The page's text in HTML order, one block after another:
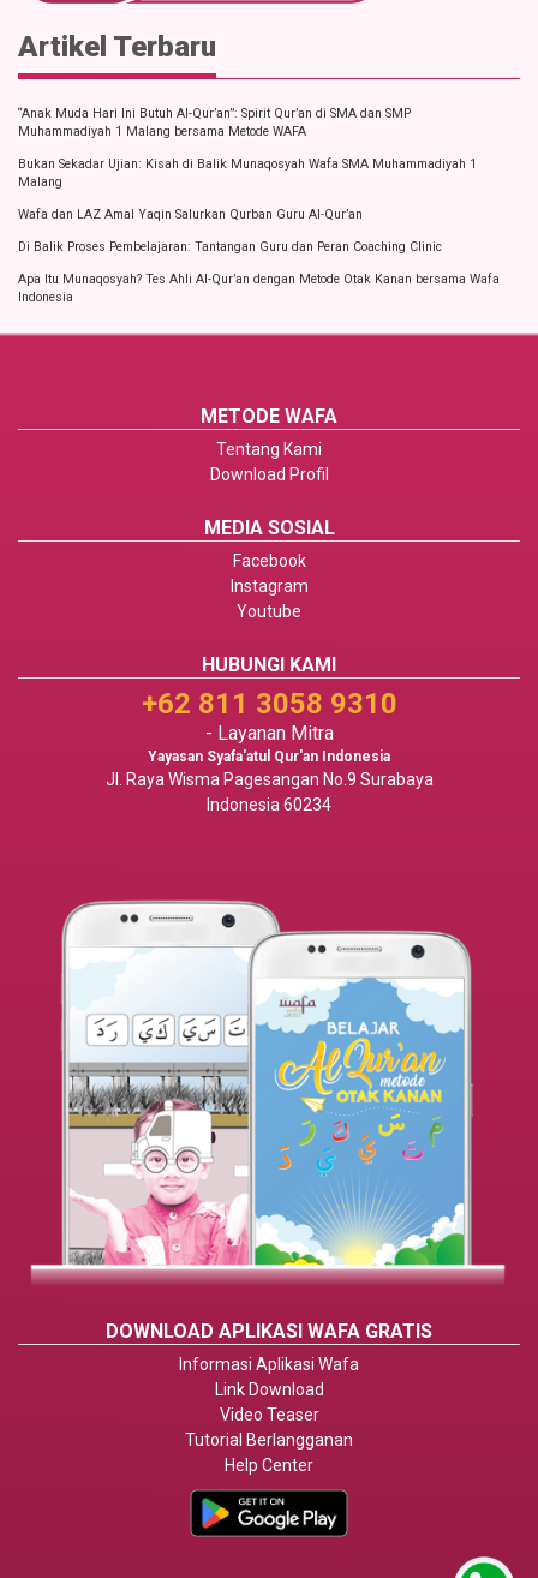
Artikel Terbaru
“Anak Muda Hari Ini Butuh Al-Qur’an”: Spirit Qur’an di SMA dan SMP
Muhammadiyah 1 Malang bersama Metode WAFA
Bukan Sekadar Ujian: Kisah di Balik Munaqosyah Wafa SMA Muhammadiyah 1
Malang
Wafa dan LAZ Amal Yaqin Salurkan Qurban Guru Al-Qur’an
Di Balik Proses Pembelajaran: Tantangan Guru dan Peran Coaching Clinic
Apa Itu Munaqosyah? Tes Ahli Al-Qur’an dengan Metode Otak Kanan bersama Wafa
Indonesia
METODE WAFA
Tentang Kami
Download Profil
MEDIA SOSIAL
Facebook
Instagram
Youtube
HUBUNGI KAMI
+62 811 3058 9310
- Layanan Mitra
Yayasan Syafa'atul Qur'an Indonesia
Jl. Raya Wisma Pagesangan No.9 Surabaya
Indonesia 60234
DOWNLOAD APLIKASI WAFA GRATIS
Informasi Aplikasi Wafa
Link Download
Video Teaser
Tutorial Berlangganan
Help Center